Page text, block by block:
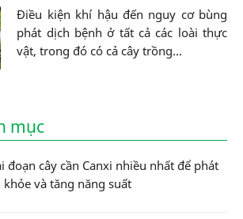
Điều kiện khí hậu đến nguy cơ bùng
phát dịch bệnh ở tất cả các loài thực
vật, trong đó có cả cây trồng...
mục
đoạn cây cần Canxi nhiều nhất để phát
và tăng năng suất